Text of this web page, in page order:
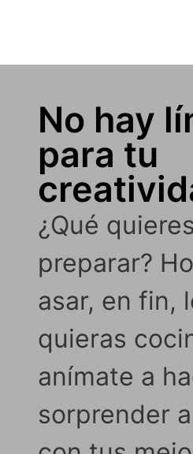
No hay
para tu
¿Qué quieres
preparar?
asar, en fin,
quieras
anímate a
sorprender